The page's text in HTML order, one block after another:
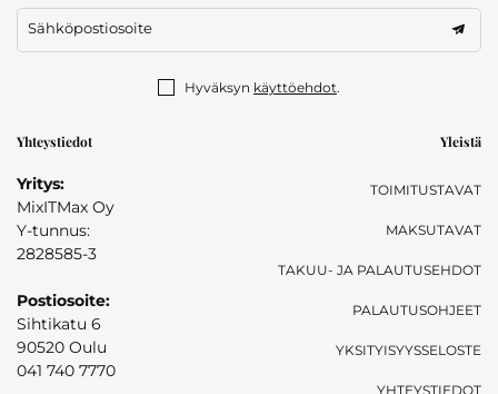
Sähköpostiosoite
Hyväksyn käyttöehdot.
Yhteystiedot
Yritys:
MixITMax Oy
Y-tunnus:
2828585-3
Postiosoite:
Sihtikatu 6
90520 Oulu
041 740 7770
Yleistä
TOIMITUSTAVAT
MAKSUTAVAT
TAKUU- JA PALAUTUSEHDOT
PALAUTUSOHJEET
YKSITYISYYSSELOSTE
YHTEYSTIEDOT